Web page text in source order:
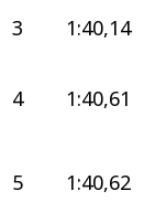
3 1:40,14
4 1:40,61
5 1:40,62